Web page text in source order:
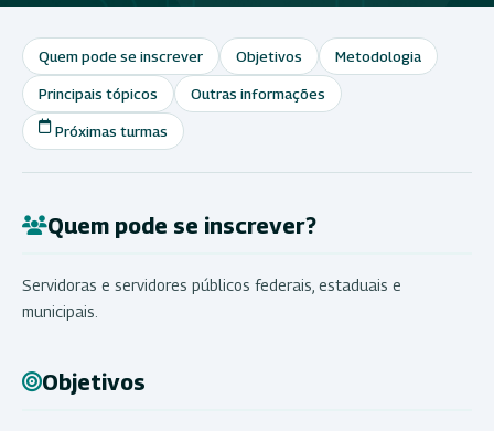
Quem pode se inscrever Objetivos Metodologia
Principais tópicos Outras informações
Próximas turmas
Quem pode se inscrever?
Servidoras e servidores públicos federais, estaduais e
municipais.
Objetivos